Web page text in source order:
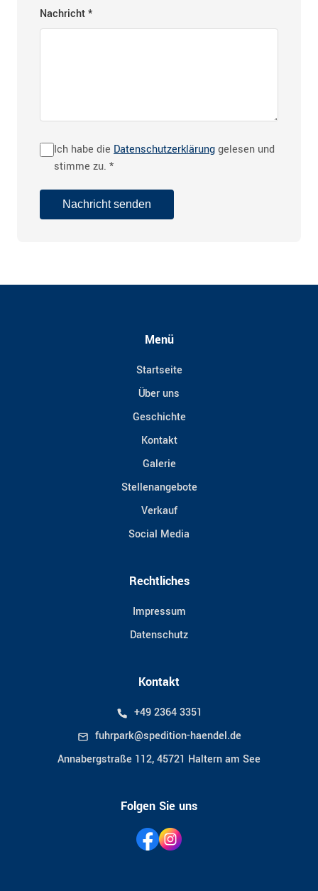
Nachricht *
Ich habe die Datenschutzerklärunggelesen und
stimme zu. *
Nachricht senden
Menü
Startseite
Über uns
Geschichte
Kontakt
Galerie
Stellenangebote
Verkauf
Social Media
Rechtliches
Impressum
Datenschutz
Kontakt
+49 2364 3351
fuhrpark@spedition-haendel.de
Annabergstraße 112, 45721 Haltern am See
Folgen Sie uns